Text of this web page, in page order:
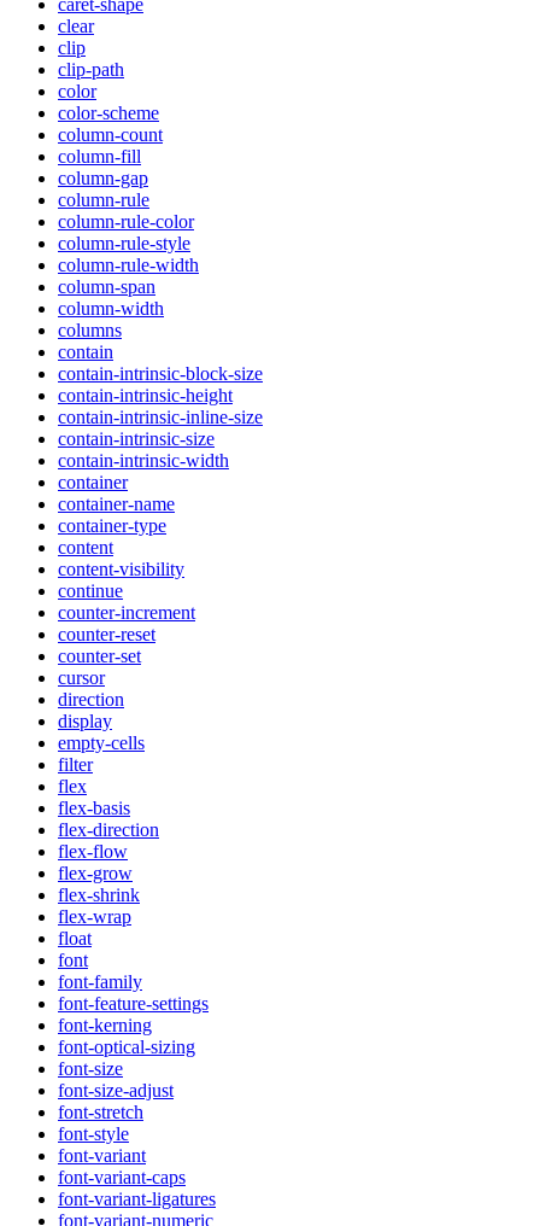
clear
clip
clip-path
color
color-scheme
column-count
column-fill
column-gap
column-rule
column-rule-color
column-rule-style
column-rule-width
column-span
column-width
columns
contain
contain-intrinsic-block-size
contain-intrinsic-height
contain-intrinsic-inline-size
contain-intrinsic-size
contain-intrinsic-width
container
container-name
container-type
content
content-visibility
continue
counter-increment
counter-reset
counter-set
cursor
direction
display
empty-cells
filter
flex
flex-basis
flex-direction
flex-flow
flex-grow
flex-shrink
flex-wrap
float
font
font-family
font-feature-settings
font-kerning
font-optical-sizing
font-size
font-size-adjust
font-stretch
font-style
font-variant
font-variant-caps
font-variant-ligatures
font-variant-numeric